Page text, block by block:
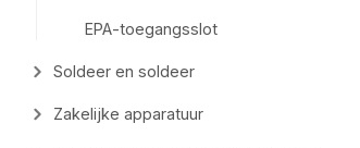
EPA-toegangsslot
Soldeer en soldeer
Zakelijke apparatuur